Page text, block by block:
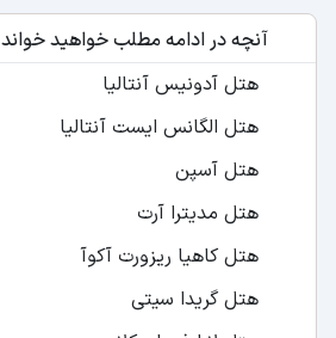
آنچه در ادامه مطلب خواهید خواند
هتل آدونیس آنتالیا
هتل الگانس ایست آنتالیا
هتل آسپن
هتل مدیترا آرت
هتل کاهیا ریزورت آکوآ
هتل گریدا سیتی